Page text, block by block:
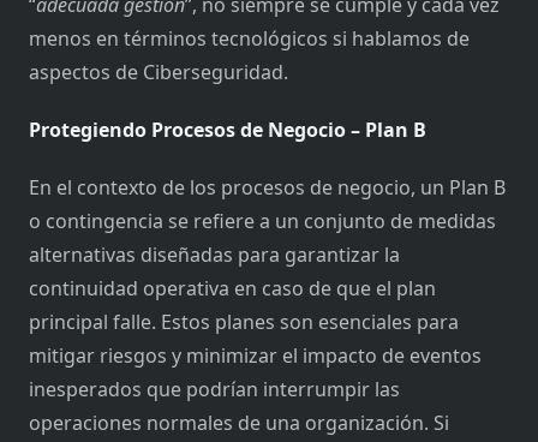
menos en términos tecnológicos si hablamos de
aspectos de Ciberseguridad.
Protegiendo Procesos de Negocio – Plan B
En el contexto de los procesos de negocio, un Plan B
o contingencia se refiere a un conjunto de medidas
alternativas diseñadas para garantizar la
continuidad operativa en caso de que el plan
principal falle. Estos planes son esenciales para
mitigar riesgos y minimizar el impacto de eventos
inesperados que podrían interrumpir las
operaciones normales de una organización. Si